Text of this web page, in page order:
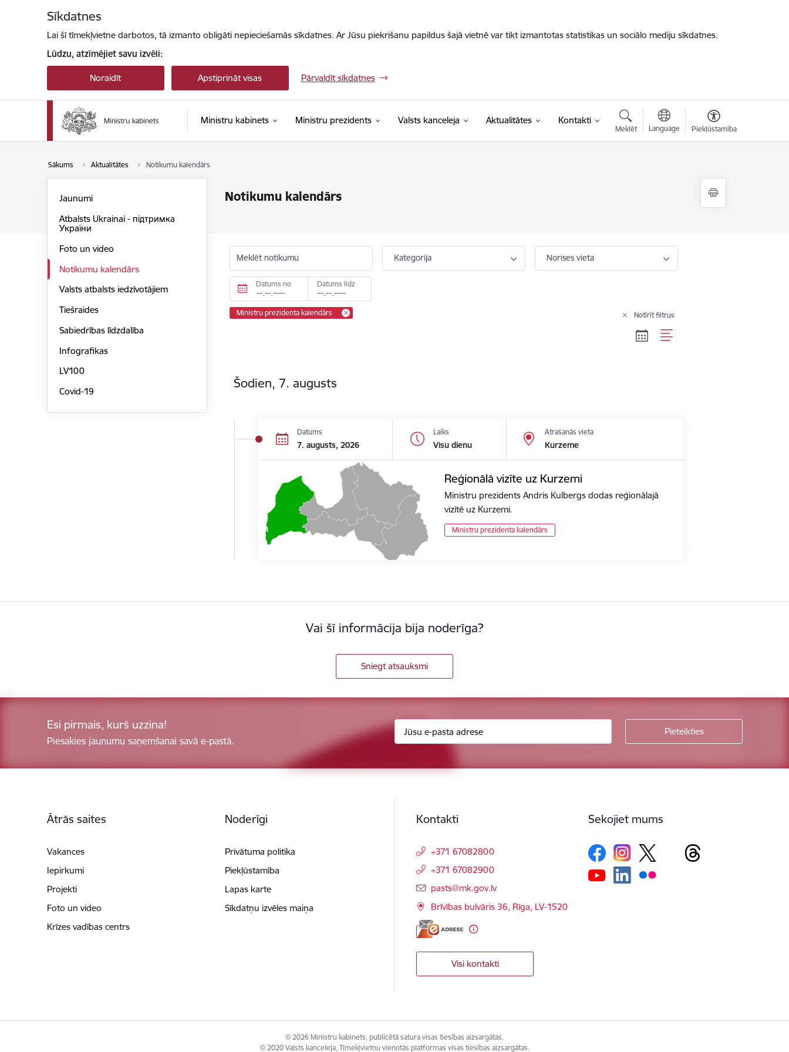
Sīkdatnes
Lai šī tīmekļvietne darbotos, tā izmanto obligāti nepieciešamās sīkdatnes. Ar Jūsu piekrišanu papildus šajā vietnē var tikt izmantotas statistikas un sociālo mediju sīkdatnes.
Lūdzu, atzīmējiet savu izvēli:
Noraidīt Apstiprināt visas Pārvaldīt sīkdatnes
Ministru kabinets Ministru prezidents Valsts kanceleja Aktualitātes Kontakti
Meklēt Language Piekļūstamība
Sākums Aktualitātes Notikumu kalendārs
Notikumu kalendārs
Jaunumi
Atbalsts Ukrainai - підтримка
України
Foto un video
Notikumu kalendārs
Valsts atbalsts iedzīvotājiem
Tiešraides
Sabiedrības līdzdalība
Infografikas
LV100
Covid-19
Meklēt notikumu Kategorija Norises vieta
Datums no Datums līdz
Ministru prezidenta kalendārs Notīrīt filtrus
Šodien, 7. augusts
Datums
7. augusts, 2026
Laiks
Visu dienu
Atrašanās vieta
Kurzeme
Reģionālā vizīte uz Kurzemi
Ministru prezidents Andris Kulbergs dodas reģionālajā
vizītē uz Kurzemi.
Ministru prezidenta kalendārs
Vai šī informācija bija noderīga?
Sniegt atsauksmi
Esi pirmais, kurš uzzina!
Piesakies jaunumu saņemšanai savā e-pastā.
Ātrās saites
Vakances
Iepirkumi
Projekti
Foto un video
Krīzes vadības centrs
Noderīgi
Privātuma politika
Piekļūstamība
Lapas karte
Sīkdatņu izvēles maiņa
Kontakti
+371 67082800
+371 67082900
E-pasts:
pasts@mk.gov.lv
Brīvības bulvāris 36, Rīga, LV-1520
Visi kontakti
Sekojiet mums
© 2026 Ministru kabinets, publicētā satura visas tiesības aizsargātas.
© 2020 Valsts kanceleja, Tīmekļvietņu vienotās platformas visas tiesības aizsargātas.